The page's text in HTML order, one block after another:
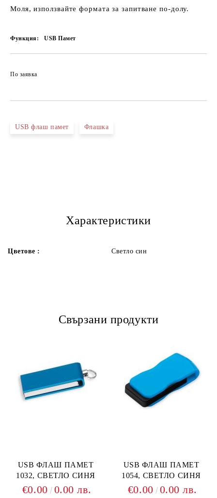
Моля, използвайте формата за запитване по-долу.
Функция: USB Памет
По заявка
USB флаш памет Флашка
Характеристики
Цветове : Светло син
Свързани продукти
USB ФЛАШ ПАМЕТ
1032, СВЕТЛО СИНЯ
€0.00 0.00 лв.
USB ФЛАШ ПАМЕТ
1054, СВЕТЛО СИНЯ
€0.00 0.00 лв.